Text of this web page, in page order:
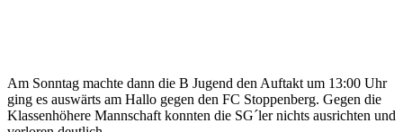
Am Sonntag machte dann die B Jugend den Auftakt um 13:00 Uhr
ging es auswärts am Hallo gegen den FC Stoppenberg. Gegen die
Klassenhöhere Mannschaft konnten die SG´ler nichts ausrichten und